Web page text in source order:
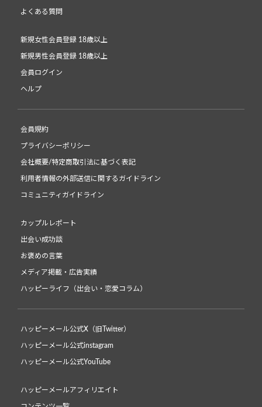
よくある質問
新規女性会員登録 18歳以上
新規男性会員登録 18歳以上
会員ログイン
ヘルプ
会員規約
プライバシーポリシー
会社概要/特定商取引法に基づく表記
利用者情報の外部送信に関するガイドライン
コミュニティガイドライン
カップルレポート
出会い成功談
お褒めの言葉
メディア掲載・広告実績
ハッピーライフ（出会い・恋愛コラム）
ハッピーメール公式X（旧Twitter）
ハッピーメール公式instagram
ハッピーメール公式YouTube
ハッピーメールアフィリエイト